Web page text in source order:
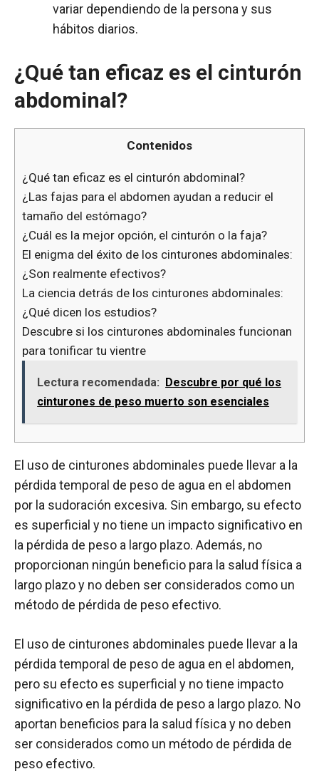
variar dependiendo de la persona y sus
hábitos diarios.
¿Qué tan eficaz es el cinturón
abdominal?
Contenidos
¿Qué tan eficaz es el cinturón abdominal?
¿Las fajas para el abdomen ayudan a reducir el
tamaño del estómago?
¿Cuál es la mejor opción, el cinturón o la faja?
El enigma del éxito de los cinturones abdominales:
¿Son realmente efectivos?
La ciencia detrás de los cinturones abdominales:
¿Qué dicen los estudios?
Descubre si los cinturones abdominales funcionan
para tonificar tu vientre
Lectura recomendada: Descubre por qué los
cinturones de peso muerto son esenciales
El uso de cinturones abdominales puede llevar a la
pérdida temporal de peso de agua en el abdomen
por la sudoración excesiva. Sin embargo, su efecto
es superficial y no tiene un impacto significativo en
la pérdida de peso a largo plazo. Además, no
proporcionan ningún beneficio para la salud física a
largo plazo y no deben ser considerados como un
método de pérdida de peso efectivo.
El uso de cinturones abdominales puede llevar a la
pérdida temporal de peso de agua en el abdomen,
pero su efecto es superficial y no tiene impacto
significativo en la pérdida de peso a largo plazo. No
aportan beneficios para la salud física y no deben
ser considerados como un método de pérdida de
peso efectivo.